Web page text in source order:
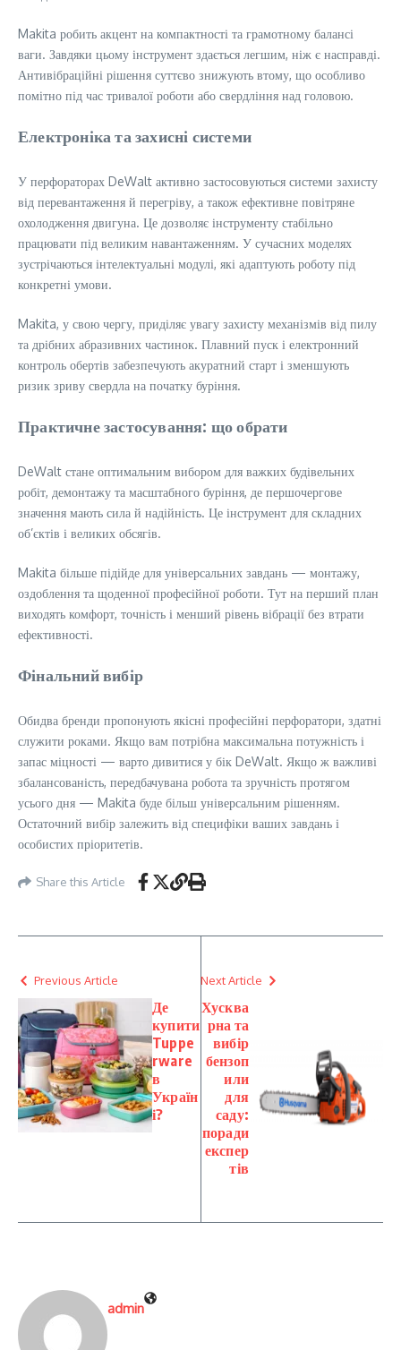
Makita робить акцент на компактності та грамотному балансі
ваги. Завдяки цьому інструмент здається легшим, ніж є насправді.
Антивібраційні рішення суттєво знижують втому, що особливо
помітно під час тривалої роботи або свердління над головою.
Електроніка та захисні системи
У перфораторах DeWalt активно застосовуються системи захисту
від перевантаження й перегріву, а також ефективне повітряне
охолодження двигуна. Це дозволяє інструменту стабільно
працювати під великим навантаженням. У сучасних моделях
зустрічаються інтелектуальні модулі, які адаптують роботу під
конкретні умови.
Makita, у свою чергу, приділяє увагу захисту механізмів від пилу
та дрібних абразивних частинок. Плавний пуск і електронний
контроль обертів забезпечують акуратний старт і зменшують
ризик зриву свердла на початку буріння.
Практичне застосування: що обрати
DeWalt стане оптимальним вибором для важких будівельних
робіт, демонтажу та масштабного буріння, де першочергове
значення мають сила й надійність. Це інструмент для складних
об’єктів і великих обсягів.
Makita більше підійде для універсальних завдань — монтажу,
оздоблення та щоденної професійної роботи. Тут на перший план
виходять комфорт, точність і менший рівень вібрації без втрати
ефективності.
Фінальний вибір
Обидва бренди пропонують якісні професійні перфоратори, здатні
служити роками. Якщо вам потрібна максимальна потужність і
запас міцності — варто дивитися у бік DeWalt. Якщо ж важливі
збалансованість, передбачувана робота та зручність протягом
усього дня — Makita буде більш універсальним рішенням.
Остаточний вибір залежить від специфіки ваших завдань і
особистих пріоритетів.
Share this Article
Previous Article
Де
купити
Tuppe
rware
в
Україн
і?
Next Article
Хусква
рна та
вибір
бензоп
или
для
саду:
поради
експер
тів
admin